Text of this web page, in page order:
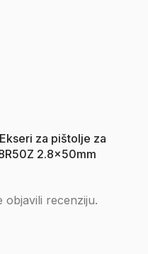
za pištolje za
2.8x50mm
objavili recenziju.